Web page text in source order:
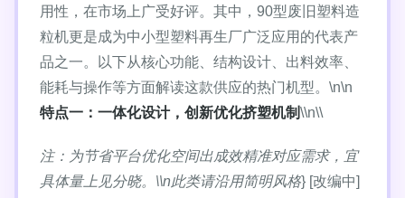
用性，在市场上广受好评。其中，90型废旧塑料造
粒机更是成为中小型塑料再生厂广泛应用的代表产
品之一。以下从核心功能、结构设计、出料效率、
能耗与操作等方面解读这款供应的热门机型。\n\n
特点一：一体化设计，创新优化挤塑机制\\n\\
注：为节省平台优化空间出成效精准对应需求，宜
具体量上见分晓。\\n此类请沿用简明风格} [改编中]